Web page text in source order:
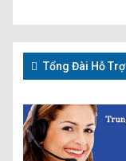
Tổng Đài Hỗ Trợ